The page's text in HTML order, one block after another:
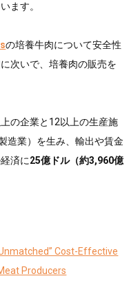
ます。
の培養牛肉について安全性
次いで、培養肉の販売を
の企業と12以上の生産施
造業）を生み、輸出や賃金
済に25億ドル（約3,960億
Cost-Effective
Producers